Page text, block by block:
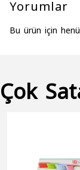
Yorumlar
Bu ürün için
Çok